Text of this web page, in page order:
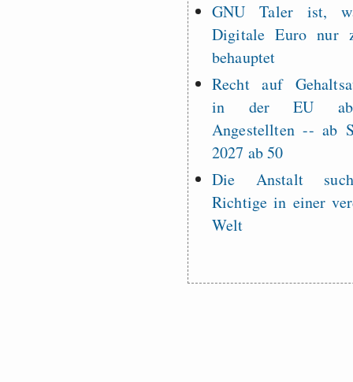
GNU Taler ist,
Digitale Euro nur
behauptet
Recht auf
in der EU
Angestellten -- ab
2027 ab 50
Die Anstalt
Richtige in einer
Welt